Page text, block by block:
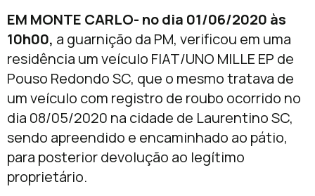
EM MONTE CARLO- no dia 01/06/2020 às
10h00, a guarnição da PM, verificou em uma
residência um veículo FIAT/UNO MILLE EP de
Pouso Redondo SC, que o mesmo tratava de
um veículo com registro de roubo ocorrido no
dia 08/05/2020 na cidade de Laurentino SC,
sendo apreendido e encaminhado ao pátio,
para posterior devolução ao legítimo
proprietário.